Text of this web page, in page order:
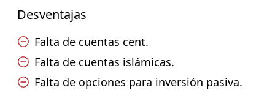
Desventajas
Falta de cuentas cent.
Falta de cuentas islámicas.
Falta de opciones para inversión pasiva.